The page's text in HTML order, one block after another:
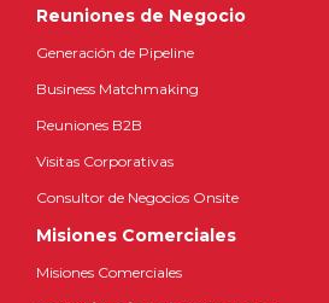
Reuniones de Negocio
Generación de Pipeline
Business Matchmaking
Reuniones B2B
Visitas Corporativas
Consultor de Negocios Onsite
Misiones Comerciales
Misiones Comerciales